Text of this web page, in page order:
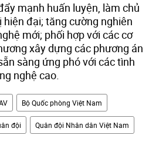
mạnh huấn luyện, làm chủ
đại; tăng cường nghiên
mới; phối hợp với các cơ
xây dựng các phương án
sàng ứng phó với các tình
nghệ cao.
Bộ Quốc phòng Việt Nam
đội Quân đội Nhân dân Việt Nam